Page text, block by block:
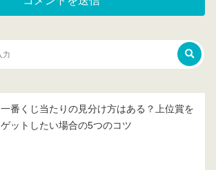
一番くじ当たりの見分け方はある？上位賞を
ゲットしたい場合の5つのコツ